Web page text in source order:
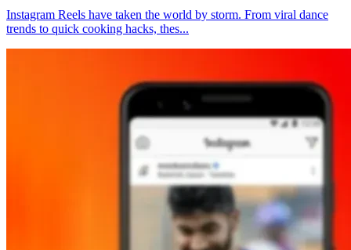
Instagram Reels have taken the world by storm. From viral dance
trends to quick cooking hacks, thes...